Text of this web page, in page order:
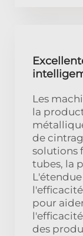
Les
la
de
solutions
tubes, la
pour
des